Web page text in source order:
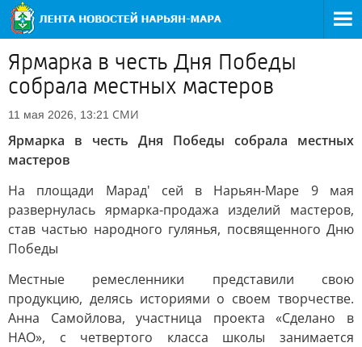
Ярмарка в честь Дня Победы
собрала местных мастеров
11 мая 2026, 13:21 СМИ
Ярмарка в честь Дня Победы собрала местных
мастеров
На площади Марад' сей в Нарьян-Маре 9 мая
развернулась ярмарка-продажа изделий мастеров,
став частью народного гулянья, посвященного Дню
Победы
Местные ремесленники представили свою
продукцию, делясь историями о своем творчестве.
Анна Самойлова, участница проекта «Сделано в
НАО», с четвертого класса школы занимается